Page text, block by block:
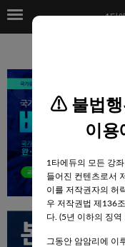
1타
1타에듀 국가유
×
단과강좌
교재
FAQ
자료실
합격/수강후기(30)
질문과답변(45)
사이트이용 1:1상담
알리는말씀
⚠ 불법행
이
1타에듀의 모든 강
들어진 컨텐츠로서
이를 저작권자의 허
우 저작권법 제136
다. (5년 이하의 징역
그동안 암암리에 이